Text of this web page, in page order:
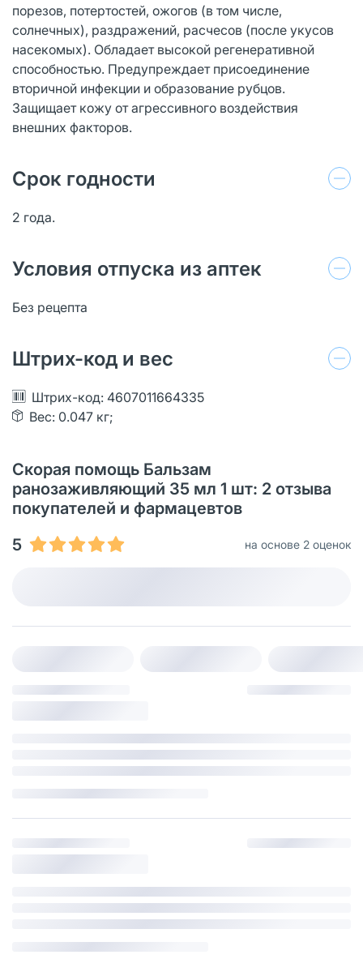
порезов, потертостей, ожогов (в том числе,
солнечных), раздражений, расчесов (после укусов
насекомых). Обладает высокой регенеративной
способностью. Предупреждает присоединение
вторичной инфекции и образование рубцов.
Защищает кожу от агрессивного воздействия
внешних факторов.
Срок годности
2 года.
Условия отпуска из аптек
Без рецепта
Штрих-код и вес
Штрих-код: 4607011664335
Вес: 0.047 кг;
Скорая помощь Бальзам
ранозаживляющий 35 мл 1 шт: 2 отзыва
покупателей и фармацевтов
5
на основе 2 оценок